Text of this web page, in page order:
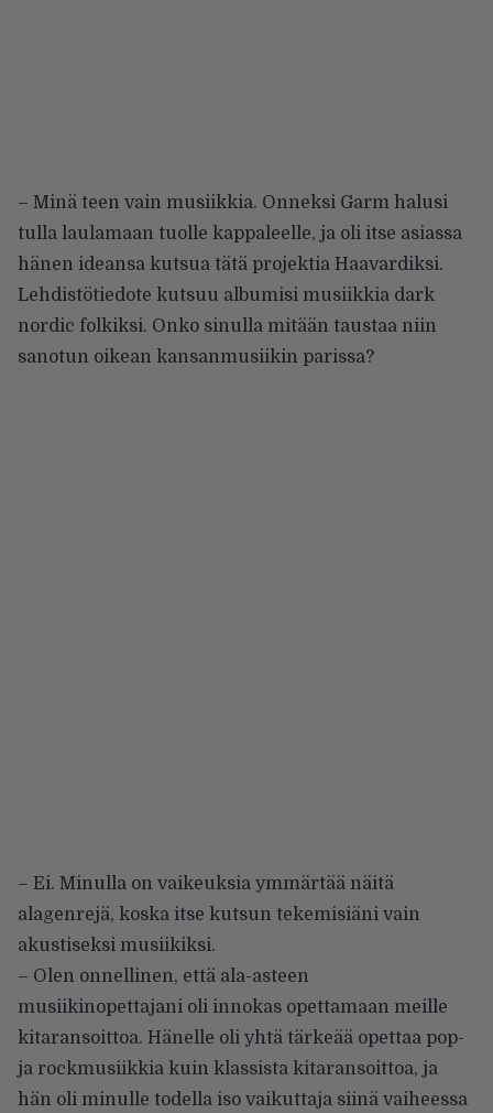
– Minä teen vain musiikkia. Onneksi Garm halusi
tulla laulamaan tuolle kappaleelle, ja oli itse asiassa
hänen ideansa kutsua tätä projektia Haavardiksi.
Lehdistötiedote kutsuu albumisi musiikkia dark
nordic folkiksi. Onko sinulla mitään taustaa niin
sanotun oikean kansanmusiikin parissa?
– Ei. Minulla on vaikeuksia ymmärtää näitä
alagenrejä, koska itse kutsun tekemisiäni vain
akustiseksi musiikiksi.
– Olen onnellinen, että ala-asteen
musiikinopettajani oli innokas opettamaan meille
kitaransoittoa. Hänelle oli yhtä tärkeää opettaa pop-
ja rockmusiikkia kuin klassista kitaransoittoa, ja
hän oli minulle todella iso vaikuttaja siinä vaiheessa